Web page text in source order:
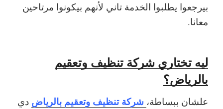
بيرجعوا يطلبوا الخدمة تاني لأنهم بيكونوا مرتاحين
معانا.
ليه تختاري شركة تنظيف وتعقيم
بالرياض؟
علشان ببساطة، شركة تنظيف وتعقيم بالرياض دي